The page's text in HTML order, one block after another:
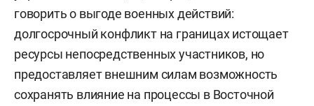
говорить о выгоде военных действий:
долгосрочный конфликт на границах истощает
ресурсы непосредственных участников, но
предоставляет внешним силам возможность
сохранять влияние на процессы в Восточной